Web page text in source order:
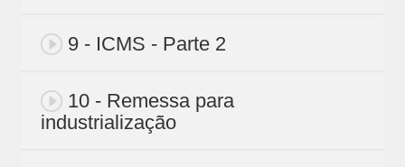
9 - ICMS - Parte 2
10 - Remessa para
industrialização